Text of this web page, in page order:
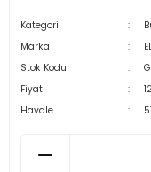
Kategori
Marka
Stok Kodu
Fiyat
Havale